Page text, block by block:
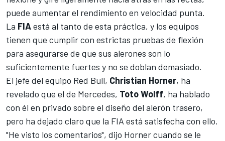
puede aumentar el rendimiento en velocidad punta.
La FIAestá al tanto de esta práctica, y los equipos
tienen que cumplir con estrictas pruebas de flexión
para asegurarse de que sus alerones son lo
suficientemente fuertes y no se doblan demasiado.
El jefe del equipo Red Bull, Christian Horner, ha
revelado que el de Mercedes, Toto Wolff, ha hablado
con él en privado sobre el diseño del alerón trasero,
pero ha dejado claro que la FIA está satisfecha con ello.
"He visto los comentarios", dijo Horner cuando se le